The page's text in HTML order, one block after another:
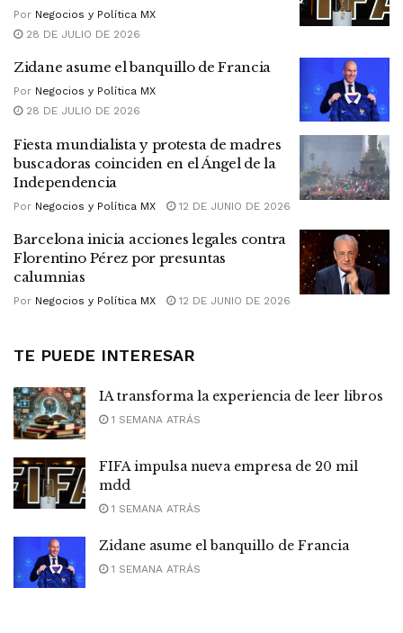
Por Negocios y Política MX
28 DE JULIO DE 2026
Zidane asume el banquillo de Francia
Por Negocios y Política MX
28 DE JULIO DE 2026
Fiesta mundialista y protesta de madres
buscadoras coinciden en el Ángel de la
Independencia
Por Negocios y Política MX 12 DE JUNIO DE 2026
Barcelona inicia acciones legales contra
Florentino Pérez por presuntas
calumnias
Por Negocios y Política MX 12 DE JUNIO DE 2026
TE PUEDE INTERESAR
IA transforma la experiencia de leer libros
1 SEMANA ATRÁS
FIFA impulsa nueva empresa de 20 mil
mdd
1 SEMANA ATRÁS
Zidane asume el banquillo de Francia
1 SEMANA ATRÁS